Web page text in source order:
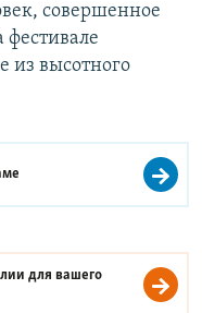
совершенное
из высотного
для вашего